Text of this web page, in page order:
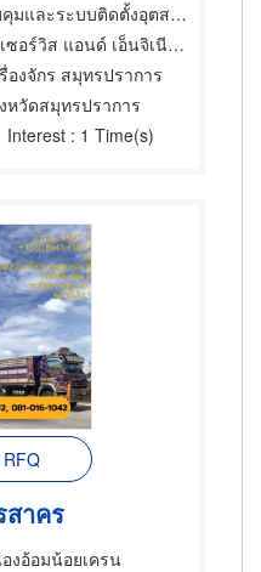
ริการติดตั้งและโยกย้ายเครื่องจักรกล,อุปกรณ์และเครื่องใช้อุตสาหกรรม
อร์วิส แอนด์ เอ็นจิเนียริ่ง
งจักร สมุทรปราการ
หวัดสมุทรปราการ
Interest : 1 Time(s)
สาคร
งอ้อมน้อยเครน